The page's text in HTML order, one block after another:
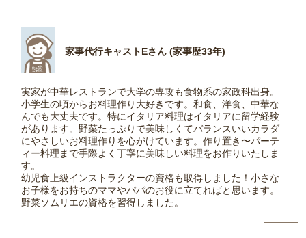
家事代行キャストEさん (家事歴33年)
実家が中華レストランで大学の専攻も食物系の家政科出身。
小学生の頃からお料理作り大好きです。和食、洋食、中華な
んでも大丈夫です。特にイタリア料理はイタリアに留学経験
があります。野菜たっぷりで美味しくてバランスいいカラダ
にやさしいお料理作りを心がけています。作り置き〜パーテ
ィー料理まで手際よく丁寧に美味しい料理をお作りいたしま
す。
幼児食上級インストラクターの資格も取得しました！小さな
お子様をお持ちのママやパパのお役に立てればと思います。
野菜ソムリエの資格を習得しました。